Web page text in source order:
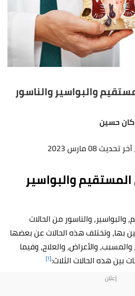
والبواسير والناسور
حسين
تحديث 08 مارس 2023
والبواسير
، والبواسير، والناسور من الحالات
بها، وتختلف هذه الحالات عن بعضها
والأعراض، والعلاج، وفيما
بين هذه الحالات الثلاث:[١]